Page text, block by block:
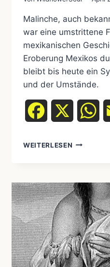
Malinche, auch
war eine umstrittene
mexikanischen
Eroberung Mexikos
bleibt bis heute ein
und der Umstände.
Facebook
WEITERLESEN MALINCHE
EINER
FIGUR
DER